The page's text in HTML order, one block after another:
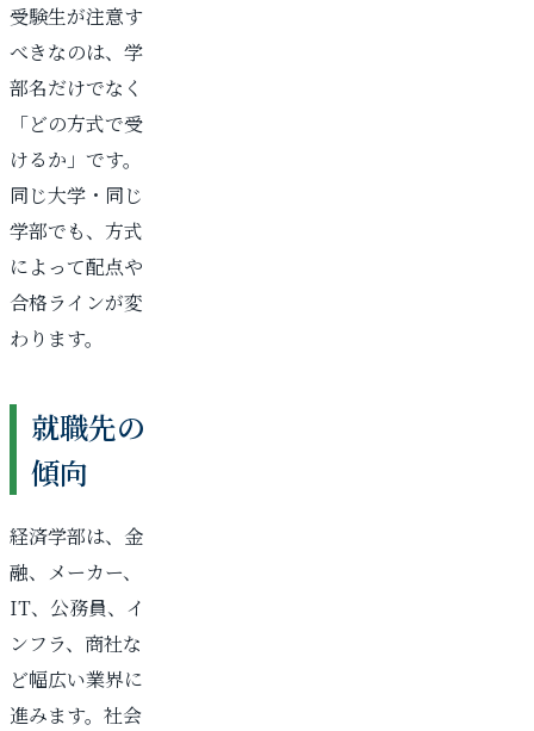
受験生が注意す
べきなのは、学
部名だけでなく
「どの方式で受
けるか」です。
同じ大学・同じ
学部でも、方式
によって配点や
合格ラインが変
わります。
就職先の
傾向
経済学部は、金
融、メーカー、
IT、公務員、イ
ンフラ、商社な
ど幅広い業界に
進みます。社会